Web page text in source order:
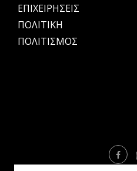
ΕΠΙΧΕΙΡΗΣΕΙΣ
ΠΟΛΙΤΙΚΗ
ΠΟΛΙΤΙΣΜΟΣ